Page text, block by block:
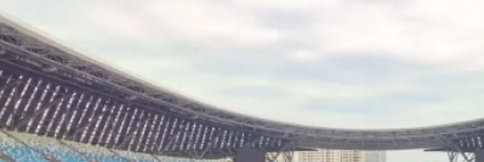
梁錦松料生物醫藥未來10年顯著增長 港可助內地
第二屆AIE電子展12月澳門珠海同步舉辦 錨定「
國防部回應日本發展進攻性武器